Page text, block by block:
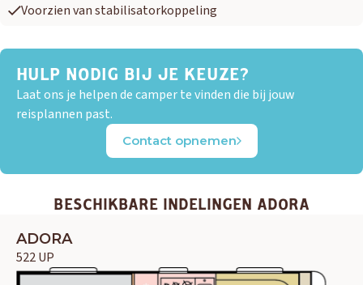
Voorzien van stabilisatorkoppeling
HULP NODIG BIJ JE KEUZE?
Laat ons je helpen de camper te vinden die bij jouw
reisplannen past.
Contact opnemen
BESCHIKBARE INDELINGEN ADORA
ADORA
522 UP